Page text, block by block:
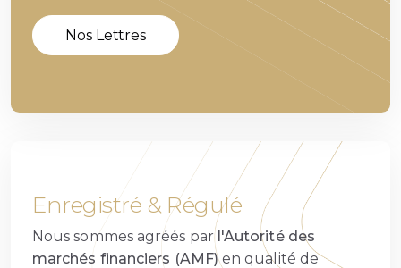
Nos Lettres
Enregistré & Régulé
Nous sommes agréés parl'Autorité des
marchés financiers (AMF)en qualité de